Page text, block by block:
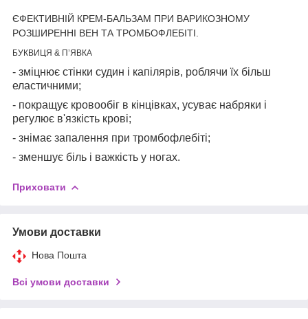
ЄФЕКТИВНІЙ КРЕМ-БАЛЬЗАМ ПРИ ВАРИКОЗНОМУ
РОЗШИРЕННІ ВЕН ТА ТРОМБОФЛЕБІТІ.
БУКВИЦЯ & П’ЯВКА
- зміцнює стінки судин і капілярів, роблячи їх більш
еластичними;
- покращує кровообіг в кінцівках, усуває набряки і
регулює в'язкість крові;
- знімає запалення при тромбофлебіті;
- зменшує біль і важкість у ногах.
Приховати
Умови доставки
Нова Пошта
Всі умови доставки